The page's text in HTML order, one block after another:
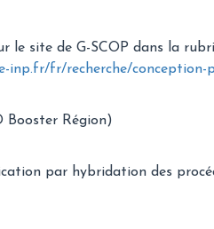
le site de G-SCOP dans la
inp.fr/fr/recherche/conception-
Booster Région)
par hybridation des